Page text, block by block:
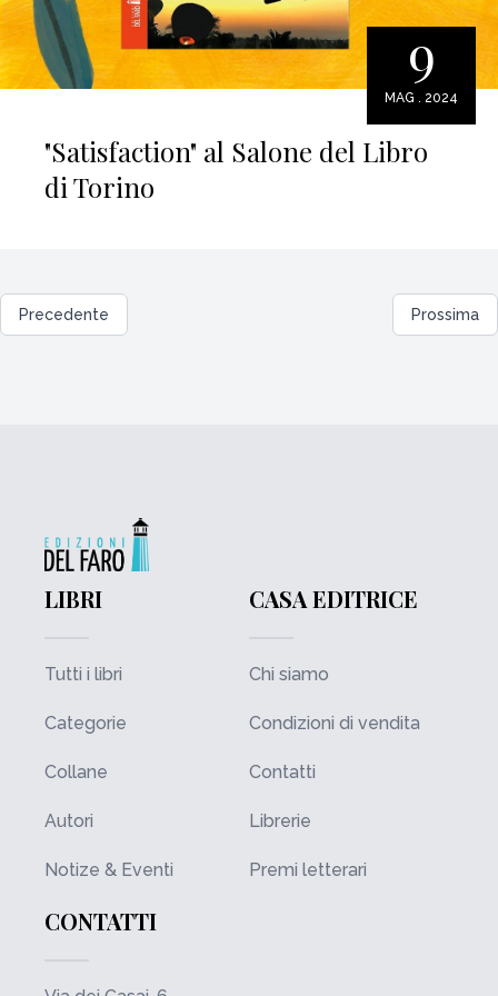
9
MAG . 2024
"Satisfaction" al Salone del Libro
di Torino
Precedente Prossima
LIBRI
Tutti i libri
Categorie
Collane
Autori
Notize & Eventi
CASA EDITRICE
Chi siamo
Condizioni di vendita
Contatti
Librerie
Premi letterari
CONTATTI